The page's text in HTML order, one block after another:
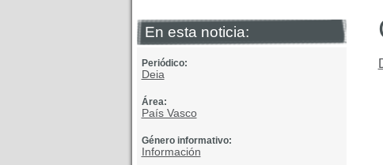
En esta noticia:
Periódico:
Deia
Área:
País Vasco
Género informativo:
Información